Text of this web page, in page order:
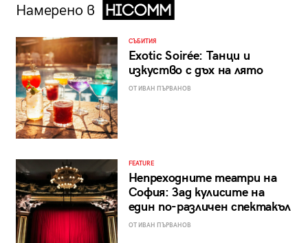
Намерено в
СЪБИТИЯ
Exotic Soirée: Танци и
изкуство с дъх на лято
ОТ ИВАН ПЪРВАНОВ
FEATURE
Непреходните театри на
София: Зад кулисите на
един по-различен спектакъл
ОТ ИВАН ПЪРВАНОВ